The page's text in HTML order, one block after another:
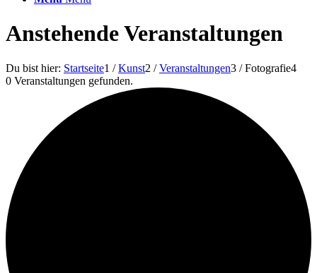
Anstehende Veranstaltungen
Du bist hier: Startseite1 / Kunst2 / Veranstaltungen3 / Fotografie4
0 Veranstaltungen gefunden.